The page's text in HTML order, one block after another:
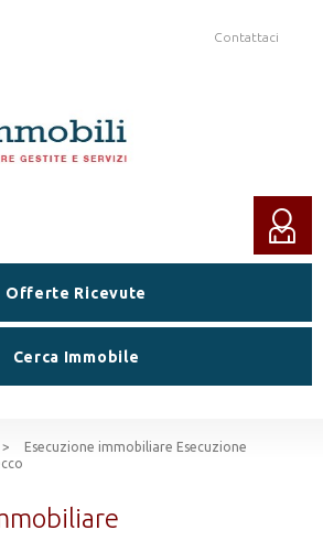
Contattaci
Offerte Ricevute
Cerca Immobile
>
Esecuzione immobiliare Esecuzione